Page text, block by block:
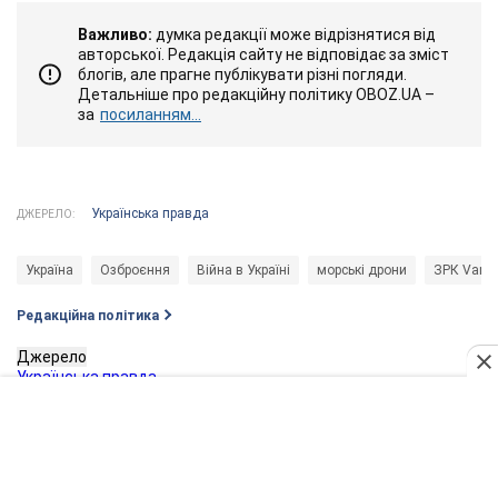
Важливо: думка редакції може відрізнятися від
авторської. Редакція сайту не відповідає за зміст
блогів, але прагне публікувати різні погляди.
Детальніше про редакційну політику OBOZ.UA –
за посиланням...
ДЖЕРЕЛО: Українська правда
Україна Озброєння Війна в Україні морські дрони ЗРК
Редакційна політика
Джерело
Українська правда